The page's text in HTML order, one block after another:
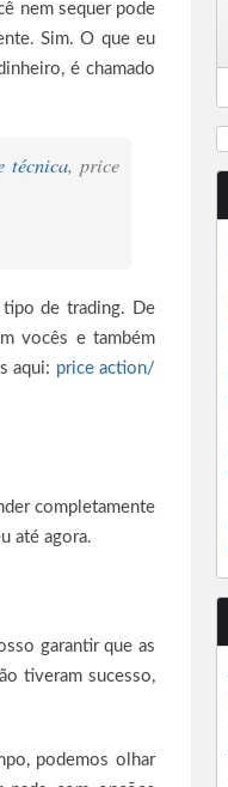
nem sequer pode
Sim. O que eu
é chamado
técnica, price
de trading. De
vocês e também
aqui: price action/
completamente
até agora.
garantir que as
tiveram sucesso,
podemos olhar